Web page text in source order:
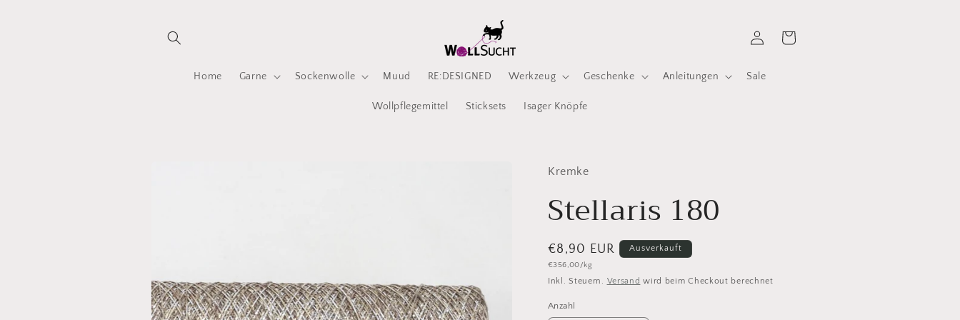
Home Garne Sockenwolle Muud RE:DESIGNED Werkzeug Geschenke Anleitungen Sale
Wollpflegemittel Sticksets Isager Knöpfe
EinloggenWarenkorb
Kremke
Stellaris 180
Normaler
Preis
€8,90 EUR
Grundpreis
€356,00/kg
Ausverkauft
Inkl. Steuern. Versand wird beim Checkout berechnet
Anzahl
Anzahl